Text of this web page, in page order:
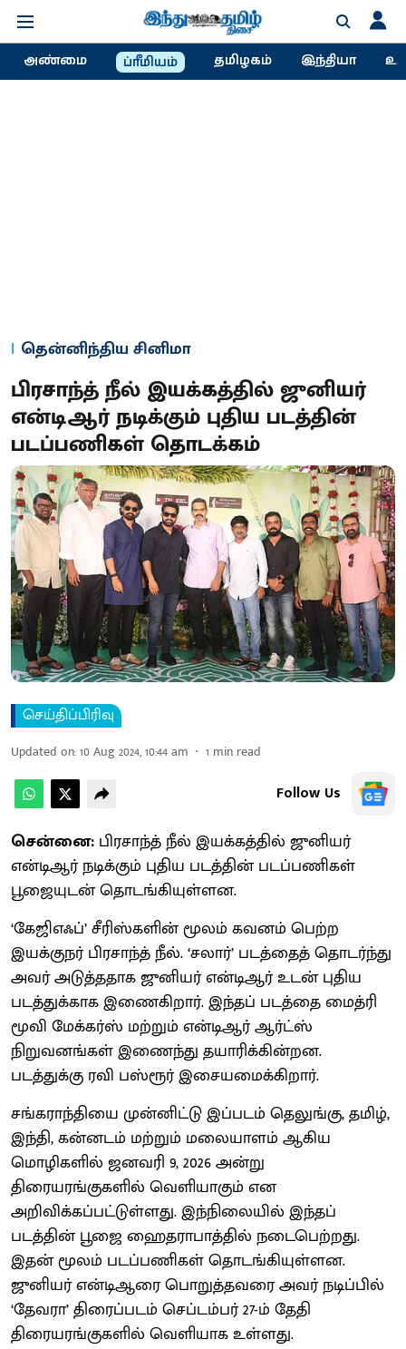
அண்மை ப்ரீமியம் தமிழகம் இந்தியா
தென்னிந்திய சினிமா
பிரசாந்த் நீல் இயக்கத்தில் ஜுனியர்
என்டிஆர் நடிக்கும் புதிய படத்தின்
படப்பணிகள் தொடக்கம்
செய்திப்பிரிவு
Updated on:10 Aug 2024, 10:44 am 1 min read
Follow Us
சென்னை: பிரசாந்த் நீல் இயக்கத்தில் ஜுனியர்
என்டிஆர் நடிக்கும் புதிய படத்தின் படப்பணிகள்
பூஜையுடன் தொடங்கியுள்ளன.
‘கேஜிஎஃப்’ சீரிஸ்களின் மூலம் கவனம் பெற்ற
இயக்குநர் பிரசாந்த் நீல். ‘சலார்’ படத்தைத் தொடர்ந்து
அவர் அடுத்ததாக ஜுனியர் என்டிஆர் உடன் புதிய
படத்துக்காக இணைகிறார். இந்தப் படத்தை மைத்ரி
மூவி மேக்கர்ஸ் மற்றும் என்டிஆர் ஆர்ட்ஸ்
நிறுவனங்கள் இணைந்து தயாரிக்கின்றன.
படத்துக்கு ரவி பஸ்ரூர் இசையமைக்கிறார்.
சங்கராந்தியை முன்னிட்டு இப்படம் தெலுங்கு, தமிழ்,
இந்தி, கன்னடம் மற்றும் மலையாளம் ஆகிய
மொழிகளில் ஜனவரி 9, 2026 அன்று
திரையரங்குகளில் வெளியாகும் என
அறிவிக்கப்பட்டுள்ளது. இந்நிலையில் இந்தப்
படத்தின் பூஜை ஹைதராபாத்தில் நடைபெற்றது.
இதன் மூலம் படப்பணிகள் தொடங்கியுள்ளன.
ஜுனியர் என்டிஆரை பொறுத்தவரை அவர் நடிப்பில்
‘தேவரா’ திரைப்படம் செப்டம்பர் 27-ம் தேதி
திரையரங்குகளில் வெளியாக உள்ளது.